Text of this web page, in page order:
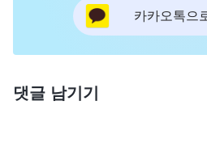
카카오톡으
댓글 남기기